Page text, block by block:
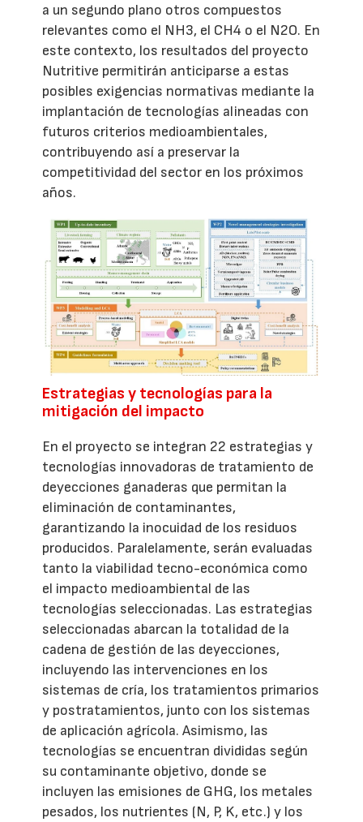
a un segundo plano otros compuestos
relevantes como el NH3, el CH4 o el N2O. En
este contexto, los resultados del proyecto
Nutritive permitirán anticiparse a estas
posibles exigencias normativas mediante la
implantación de tecnologías alineadas con
futuros criterios medioambientales,
contribuyendo así a preservar la
competitividad del sector en los próximos
años.
Estrategias y tecnologías para la
mitigación del impacto
En el proyecto se integran 22 estrategias y
tecnologías innovadoras de tratamiento de
deyecciones ganaderas que permitan la
eliminación de contaminantes,
garantizando la inocuidad de los residuos
producidos. Paralelamente, serán evaluadas
tanto la viabilidad tecno-económica como
el impacto medioambiental de las
tecnologías seleccionadas. Las estrategias
seleccionadas abarcan la totalidad de la
cadena de gestión de las deyecciones,
incluyendo las intervenciones en los
sistemas de cría, los tratamientos primarios
y postratamientos, junto con los sistemas
de aplicación agrícola. Asimismo, las
tecnologías se encuentran divididas según
su contaminante objetivo, donde se
incluyen las emisiones de GHG, los metales
pesados, los nutrientes (N, P, K, etc.) y los